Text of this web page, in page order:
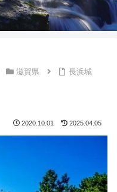
滋賀県 長浜城
2020.10.01 2025.04.05